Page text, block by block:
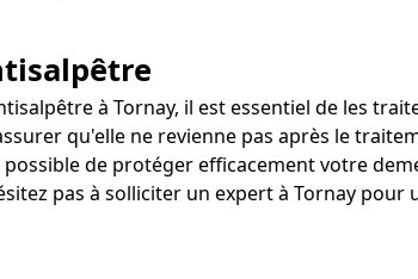
à Tornay, il est essentiel de les
qu'elle ne revienne pas après le
de protéger efficacement votre
pas à solliciter un expert à Tornay